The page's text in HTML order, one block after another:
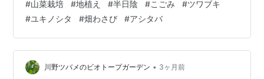
#山菜栽培 #地植え #半日陰 #こごみ #ツワブキ
#ユキノシタ #畑わさび #アシタバ
川野ツバメのビオトープガーデン • 3ヶ月前